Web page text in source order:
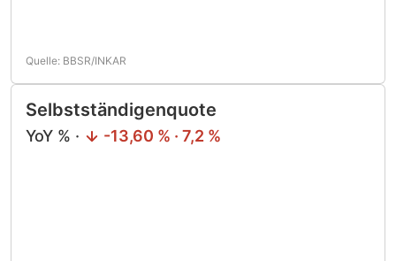
Quelle: BBSR/INKAR
Selbstständigenquote
YoY % · -13,60 % · 7,2 %